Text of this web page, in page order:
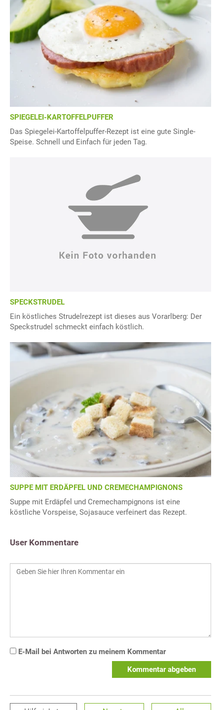
SPIEGELEI-KARTOFFELPUFFER
Das Spiegelei-Kartoffelpuffer-Rezept ist eine gute Single-
Speise. Schnell und Einfach für jeden Tag.
SPECKSTRUDEL
Ein köstliches Strudelrezept ist dieses aus Vorarlberg: Der
Speckstrudel schmeckt einfach köstlich.
SUPPE MIT ERDÄPFEL UND CREMECHAMPIGNONS
Suppe mit Erdäpfel und Cremechampignons ist eine
köstliche Vorspeise, Sojasauce verfeinert das Rezept.
User Kommentare
E-Mail bei Antworten zu meinem Kommentar
Kommentar abgeben